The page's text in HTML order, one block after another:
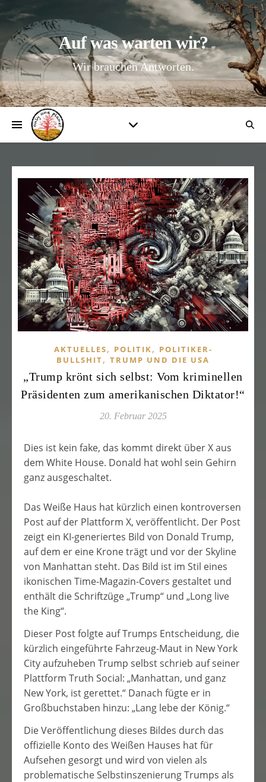
Auf was warten wir?
Wir brauchen Antworten.
AKTUELLES, POLITIK, POLITIKER-
BULLSHIT, TRUMP UND DIE USA
„Trump krönt sich selbst: Vom kriminellen
Präsidenten zum amerikanischen Diktator!“
20. Februar 2025
Dies ist kein fake, das kommt direkt über X aus
dem White House. Donald hat wohl sein Gehirn
ganz ausgeschaltet.
Das Weiße Haus hat kürzlich einen kontroversen
Post auf der Plattform X‚ veröffentlicht. Der Post
zeigt ein KI-generiertes Bild von Donald Trump,
auf dem er eine Krone trägt und vor der Skyline
von Manhattan steht. Das Bild ist im Stil eines
ikonischen Time-Magazin-Covers gestaltet und
enthält die Schriftzüge „Trump“ und „Long live
the King“.
Dieser Post folgte auf Trumps Entscheidung, die
kürzlich eingeführte Fahrzeug-Maut in New York
City aufzuheben Trump selbst schrieb auf seiner
Plattform Truth Social: „Manhattan, und ganz
New York, ist gerettet.“ Danach fügte er in
Großbuchstaben hinzu: „Lang lebe der König.“
Die Veröffentlichung dieses Bildes durch das
offizielle Konto des Weißen Hauses hat für
Aufsehen gesorgt und wird von vielen als
problematische Selbstinszenierung Trumps als